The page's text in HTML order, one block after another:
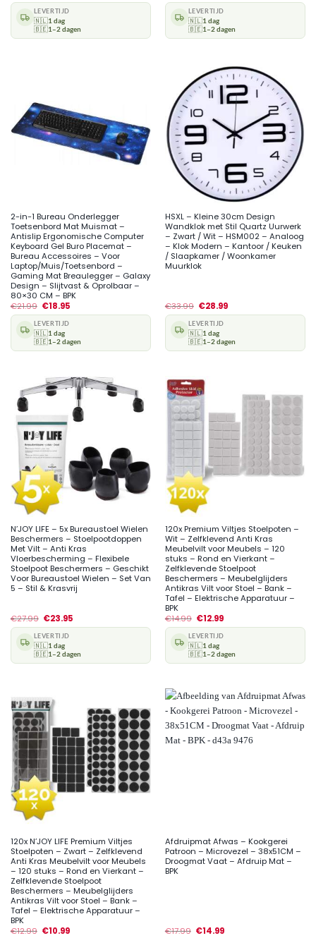
LEVERTIJD
🇳🇱1 dag
🇧🇪1–2 dagen
LEVERTIJD
🇳🇱1 dag
🇧🇪1–2 dagen
2-in-1 Bureau Onderlegger
Toetsenbord Mat Muismat –
Antislip Ergonomische Computer
Keyboard Gel Buro Placemat –
Bureau Accessoires – Voor
Laptop/Muis/Toetsenbord –
Gaming Mat Breaulegger – Galaxy
Design – Slijtvast & Oprolbaar –
80×30 CM – BPK
€21.99 €18.95
LEVERTIJD
🇳🇱1 dag
🇧🇪1–2 dagen
HSXL – Kleine 30cm Design
Wandklok met Stil Quartz Uurwerk
– Zwart / Wit – HSM002 – Analoog
– Klok Modern – Kantoor / Keuken
/ Slaapkamer / Woonkamer
Muurklok
€33.99 €28.99
LEVERTIJD
🇳🇱1 dag
🇧🇪1–2 dagen
N’JOY LIFE – 5x Bureaustoel Wielen
Beschermers – Stoelpootdoppen
Met Vilt – Anti Kras
Vloerbescherming – Flexibele
Stoelpoot Beschermers – Geschikt
Voor Bureaustoel Wielen – Set Van
5 – Stil & Krasvrij
€27.99 €23.95
LEVERTIJD
🇳🇱1 dag
🇧🇪1–2 dagen
120x Premium Viltjes Stoelpoten –
Wit – Zelfklevend Anti Kras
Meubelvilt voor Meubels – 120
stuks – Rond en Vierkant –
Zelfklevende Stoelpoot
Beschermers – Meubelglijders
Antikras Vilt voor Stoel – Bank –
Tafel – Elektrische Apparatuur –
BPK
€14.99 €12.99
LEVERTIJD
🇳🇱1 dag
🇧🇪1–2 dagen
120x N’JOY LIFE Premium Viltjes
Stoelpoten – Zwart – Zelfklevend
Anti Kras Meubelvilt voor Meubels
– 120 stuks – Rond en Vierkant –
Zelfklevende Stoelpoot
Beschermers – Meubelglijders
Antikras Vilt voor Stoel – Bank –
Tafel – Elektrische Apparatuur –
BPK
€12.99 €10.99
Afdruipmat Afwas – Kookgerei
Patroon – Microvezel – 38x51CM –
Droogmat Vaat – Afdruip Mat –
BPK
€17.99 €14.99